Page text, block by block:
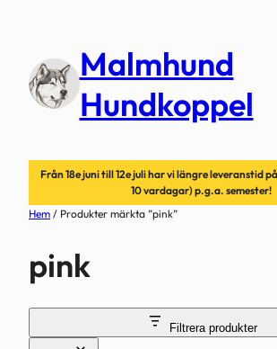
innehåll
Malmhund
Hundkoppel
Från 18e juni till 12e juli har vi längre leveranstid
10 vardagar) p.g.a. semester!
Hem / Produkter märkta ”pink”
pink
Filtrera produkter